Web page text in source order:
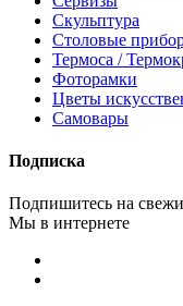
Скульптура
Столовые
Термоса /
Фоторамки
Цветы
Самовары
Подписка
Подпишитесь на
Мы в интернете